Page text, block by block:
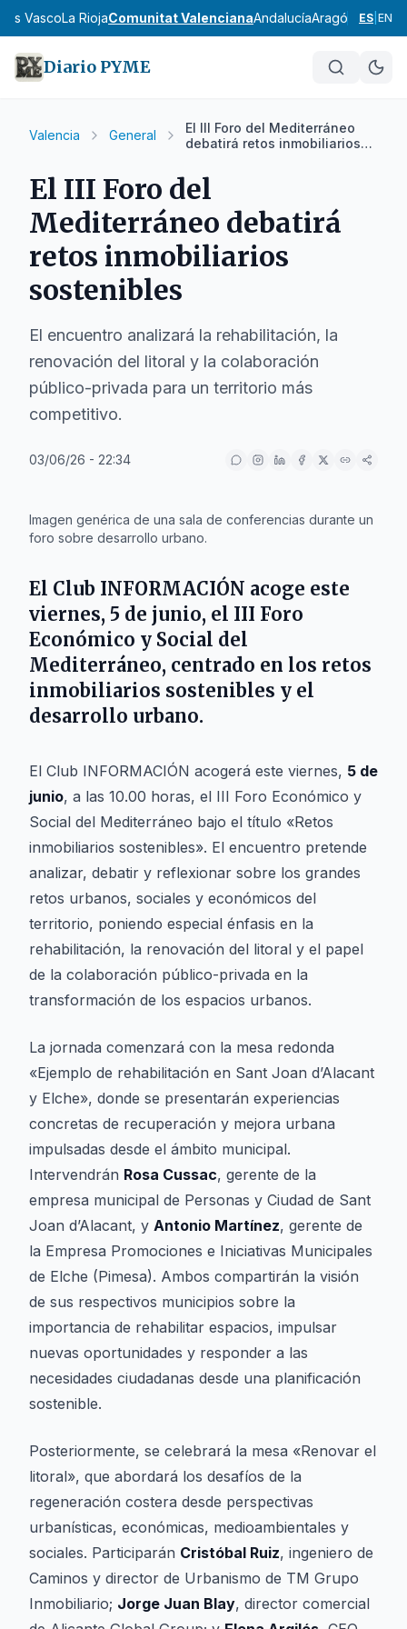
VascoLa RiojaComunitat ValencianaAndalucíaAragón Asturias
ES EN
Diario PYME
Valencia General
El III Foro del Mediterráneo
debatirá retos inmobiliarios
El III Foro del
Mediterráneo debatirá
retos inmobiliarios
sostenibles
El encuentro analizará la rehabilitación, la
renovación del litoral y la colaboración
público-privada para un territorio más
competitivo.
03/06/26 - 22:34
Imagen genérica de una sala de conferencias durante un
foro sobre desarrollo urbano.
El Club INFORMACIÓN acoge este
viernes, 5 de junio, el III Foro
Económico y Social del
Mediterráneo, centrado en los retos
inmobiliarios sostenibles y el
desarrollo urbano.
El Club INFORMACIÓN acogerá este viernes, 5 de
junio, a las 10.00 horas, el III Foro Económico y
Social del Mediterráneo bajo el título «Retos
inmobiliarios sostenibles». El encuentro pretende
analizar, debatir y reflexionar sobre los grandes
retos urbanos, sociales y económicos del
territorio, poniendo especial énfasis en la
rehabilitación, la renovación del litoral y el papel
de la colaboración público-privada en la
transformación de los espacios urbanos.
La jornada comenzará con la mesa redonda
«Ejemplo de rehabilitación en Sant Joan d’Alacant
y Elche», donde se presentarán experiencias
concretas de recuperación y mejora urbana
impulsadas desde el ámbito municipal.
Intervendrán Rosa Cussac, gerente de la
empresa municipal de Personas y Ciudad de Sant
Joan d’Alacant, y Antonio Martínez, gerente de
la Empresa Promociones e Iniciativas Municipales
de Elche (Pimesa). Ambos compartirán la visión
de sus respectivos municipios sobre la
importancia de rehabilitar espacios, impulsar
nuevas oportunidades y responder a las
necesidades ciudadanas desde una planificación
sostenible.
Posteriormente, se celebrará la mesa «Renovar el
litoral», que abordará los desafíos de la
regeneración costera desde perspectivas
urbanísticas, económicas, medioambientales y
sociales. Participarán Cristóbal Ruiz, ingeniero de
Caminos y director de Urbanismo de TM Grupo
Inmobiliario; Jorge Juan Blay, director comercial